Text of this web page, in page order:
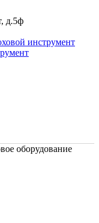
д.5ф
инструмент
оборудование